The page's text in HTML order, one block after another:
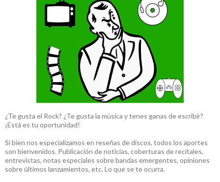
¿Te gusta el Rock? ¿Te gusta la música y tenes ganas de escribir?
¡Está es tu oportunidad!
Si bien nos especializamos en reseñas de discos, todos los aportes
son bienvenidos. Publicación de noticias, coberturas de recitales,
entrevistas, notas especiales sobre bandas emergentes, opiniones
sobre últimos lanzamientos, etc. Lo que se te ocurra.